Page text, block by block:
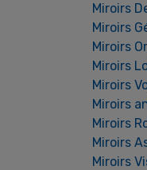
Miroirs
Miroirs
Miroirs
Miroirs
Miroirs
Miroirs
Miroirs
Miroirs
Miroirs